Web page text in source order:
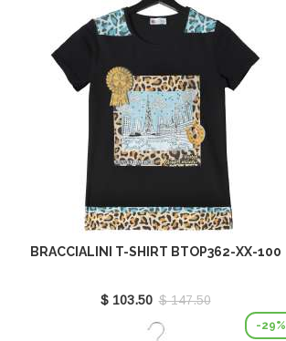
BRACCIALINI T-SHIRT BTOP362-XX-100
$ 103.50 $ 147.50
-29%